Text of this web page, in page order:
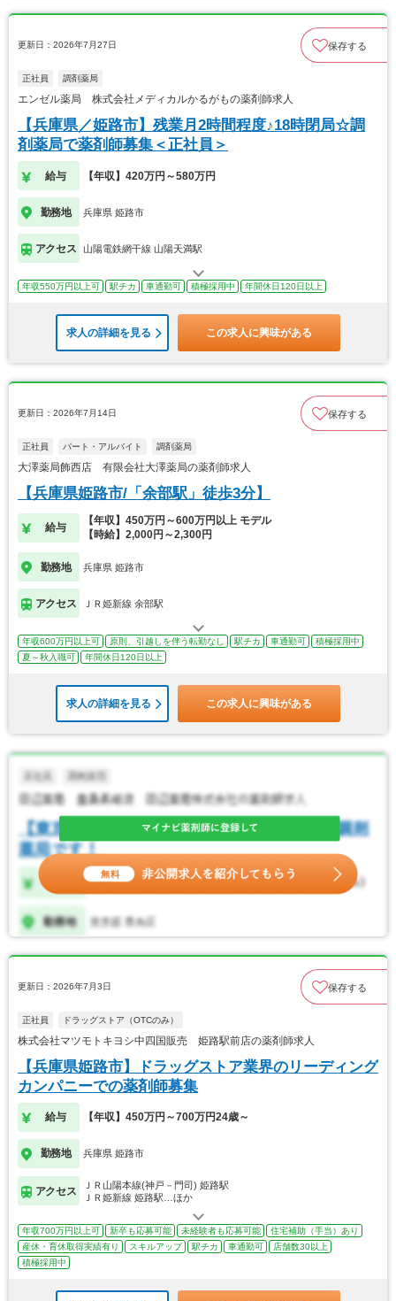
更新日：2026年7月27日 保存する
正社員 調剤薬局
エンゼル薬局 株式会社メディカルかるがもの薬剤師求人
【兵庫県／姫路市】残業月2時間程度♪18時閉局☆調
剤薬局で薬剤師募集＜正社員＞
給与 【年収】420万円～580万円
勤務地 兵庫県 姫路市
アクセス 山陽電鉄網干線 山陽天満駅
年収550万円以上可 駅チカ 車通勤可 積極採用中 年間休日120日以上
求人の詳細を見る この求人に興味がある
更新日：2026年7月14日 保存する
正社員 パート・アルバイト 調剤薬局
大澤薬局飾西店 有限会社大澤薬局の薬剤師求人
【兵庫県姫路市/「余部駅」徒歩3分】
給与
【年収】450万円～600万円以上 モデル
【時給】2,000円～2,300円
勤務地 兵庫県 姫路市
アクセス ＪＲ姫新線 余部駅
年収600万円以上可 原則、引越しを伴う転勤なし 駅チカ 車通勤可
積極採用中
夏～秋入職可
年間休日120日以上
求人の詳細を見る この求人に興味がある
更新日：2026年7月3日 保存する
正社員 ドラッグストア（OTCのみ）
株式会社マツモトキヨシ中四国販売 姫路駅前店の薬剤師求人
【兵庫県姫路市】ドラッグストア業界のリーディング
カンパニーでの薬剤師募集
給与 【年収】450万円～700万円24歳～
勤務地 兵庫県 姫路市
アクセス
ＪＲ山陽本線(神戸－門司) 姫路駅
ＪＲ姫新線 姫路駅…ほか
年収700万円以上可 新卒も応募可能 未経験者も応募可能
住宅補助（手当）あり
産休・育休取得実績有り
スキルアップ 駅チカ 車通勤可
店舗数30以上
積極採用中